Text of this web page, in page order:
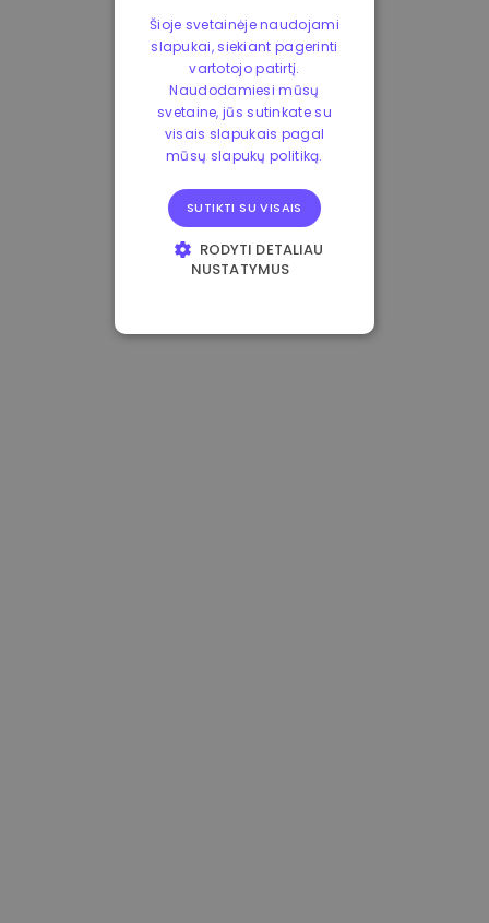
Šioje svetainėje naudojami
slapukai, siekiant pagerinti
vartotojo patirtį.
Naudodamiesi mūsų
svetaine, jūs sutinkate su
visais slapukais pagal
mūsų slapukų politiką.
SUTIKTI SU VISAIS
RODYTI DETALIAU
NUSTATYMUS